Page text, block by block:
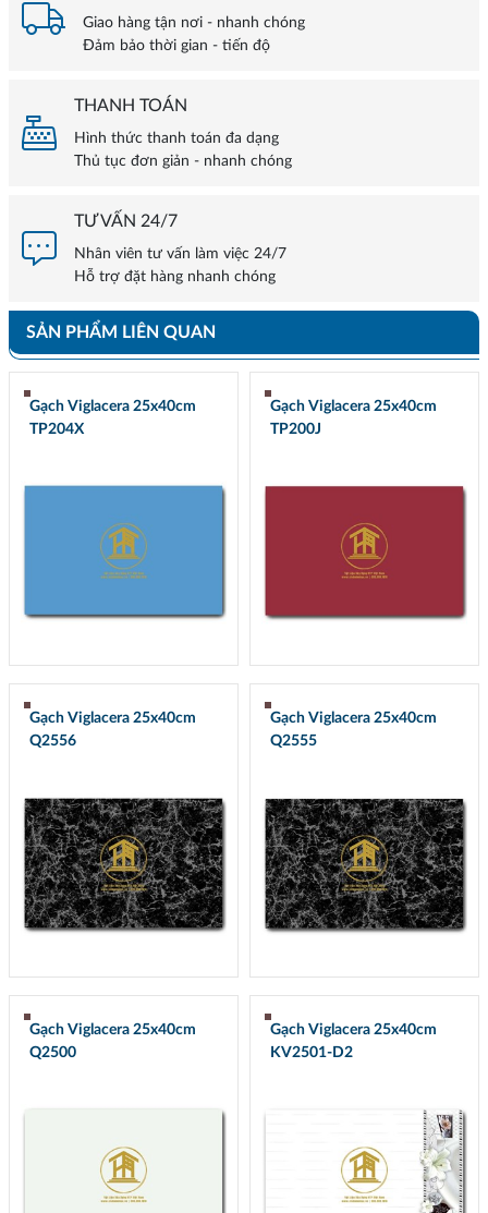
Giao hàng tận nơi - nhanh chóng
Đảm bảo thời gian - tiến độ
THANH TOÁN
Hình thức thanh toán đa dạng
Thủ tục đơn giản - nhanh chóng
TƯ VẤN 24/7
Nhân viên tư vấn làm việc 24/7
Hỗ trợ đặt hàng nhanh chóng
SẢN PHẨM LIÊN QUAN
Gạch Viglacera 25x40cm
TP204X
Gạch Viglacera 25x40cm
TP200J
Gạch Viglacera 25x40cm
Q2556
Gạch Viglacera 25x40cm
Q2555
Gạch Viglacera 25x40cm
Q2500
Gạch Viglacera 25x40cm
KV2501-D2